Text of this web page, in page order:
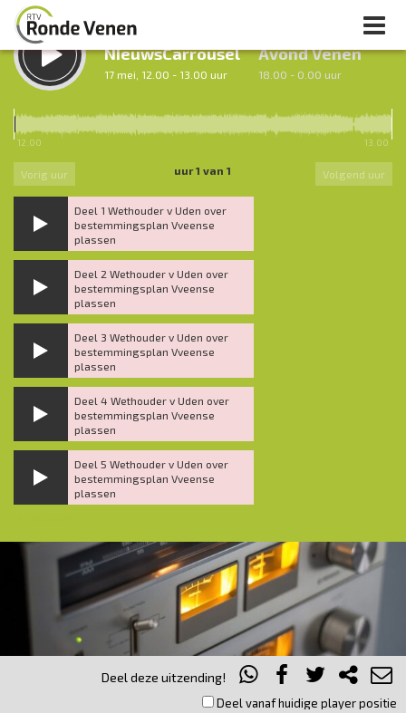
LUISTER TERUG:
NieuwsCarrousel
17 mei, 12.00 - 13.00 uur
Avond Venen
18.00 - 0.00 uur
12.00 13.00
Vorig uur uur 1 van 1 Volgend uur
Deel 1 Wethouder v Uden over
bestemmingsplan Vveense
plassen
Deel 2 Wethouder v Uden over
bestemmingsplan Vveense
plassen
Deel 3 Wethouder v Uden over
bestemmingsplan Vveense
plassen
Deel 4 Wethouder v Uden over
bestemmingsplan Vveense
plassen
Deel 5 Wethouder v Uden over
bestemmingsplan Vveense
plassen
Deel deze uitzending!
Deel vanaf huidige player positie